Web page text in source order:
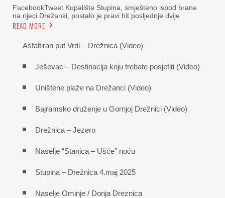
FacebookTweet Kupalište Stupina, smješteno ispod brane
na rijeci Drežanki, postalo je pravi hit posljednje dvije
READ MORE
Asfaltiran put Vrdi – Drežnica (Video)
Ješevac – Destinacija koju trebate posjetiti (Video)
Uništene plaže na Drežanci (Video)
Bajramsko druženje u Gornjoj Drežnici (Video)
Drežnica – Jezero
Naselje “Stanica – Ušće” noću
Stupina – Drežnica 4.maj 2025
Naselje Ominje / Donja Dreznica